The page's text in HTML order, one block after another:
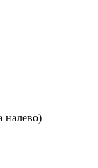
налево)